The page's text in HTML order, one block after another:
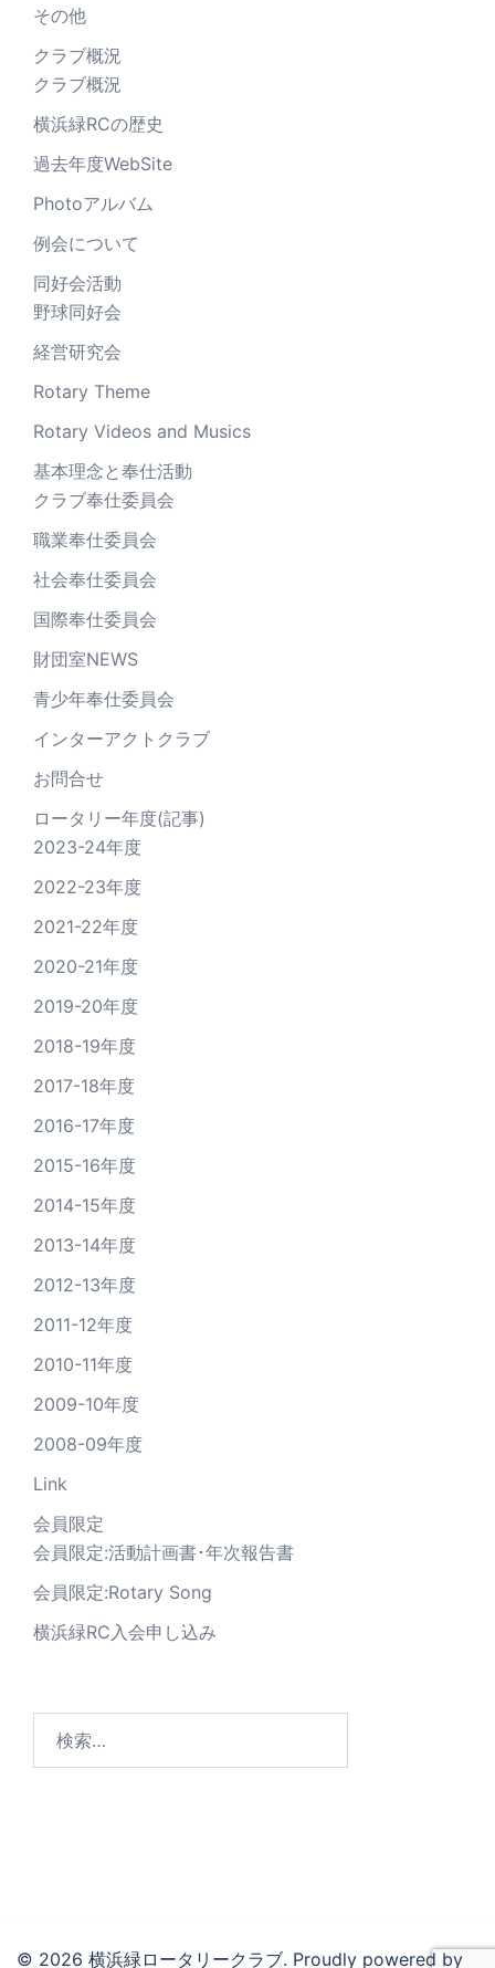
その他
クラブ概況
クラブ概況
横浜緑RCの歴史
過去年度WebSite
Photoアルバム
例会について
同好会活動
野球同好会
経営研究会
Rotary Theme
Rotary Videos and Musics
基本理念と奉仕活動
クラブ奉仕委員会
職業奉仕委員会
社会奉仕委員会
国際奉仕委員会
財団室NEWS
青少年奉仕委員会
インターアクトクラブ
お問合せ
ロータリー年度(記事)
2023-24年度
2022-23年度
2021-22年度
2020-21年度
2019-20年度
2018-19年度
2017-18年度
2016-17年度
2015-16年度
2014-15年度
2013-14年度
2012-13年度
2011-12年度
2010-11年度
2009-10年度
2008-09年度
Link
会員限定
会員限定:活動計画書･年次報告書
会員限定:Rotary Song
横浜緑RC入会申し込み
© 2026 横浜緑ロータリークラブ. Proudly powered by